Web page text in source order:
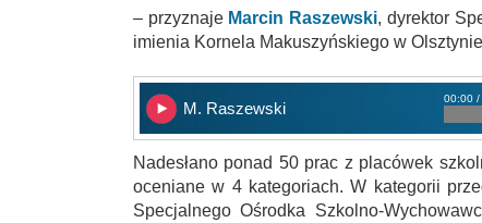
– przyznaje Marcin Raszewski, dyrektor
imienia Kornela Makuszyńskiego w
M. Raszewski
00:00
Nadesłano ponad 50 prac z placówek
oceniane w 4 kategoriach. W kategorii
Specjalnego Ośrodka Szkolno-